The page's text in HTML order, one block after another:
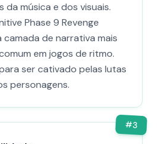
da música e dos visuais.
Phase 9 Revenge
camada de narrativa mais
em jogos de ritmo.
ser cativado pelas lutas
personagens.
#3